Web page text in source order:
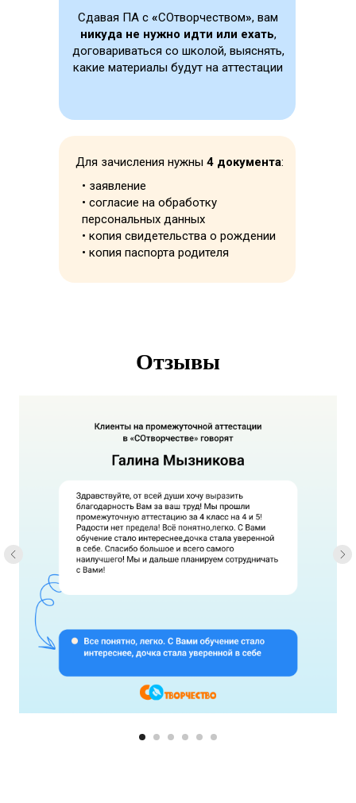
Сдавая ПА с «СОтворчеством», вам
никуда не нужно идти или ехать,
договариваться со школой, выяснять,
какие материалы будут на аттестации
Для зачисления нужны 4 документа:
• заявление
• согласие на обработку
персональных данных
• копия свидетельства о рождении
• копия паспорта родителя
Отзывы
Попробовать
3 дня доступа
бесплатно
Отправляя заявку, вы соглашаетесь
с политикой конфиденциальности
Попробовать бесплатно